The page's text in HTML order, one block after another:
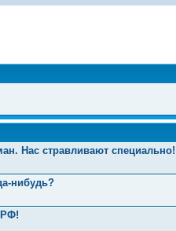
Нас стравливают специально!
нибудь?
РФ!